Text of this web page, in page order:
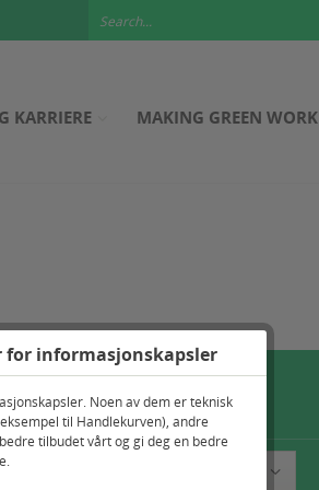
KARRIERE MAKING GREEN WORK
informasjonskapsler
Noen av dem er teknisk
til Handlekurven), andre
tilbudet vårt og gi deg en bedre